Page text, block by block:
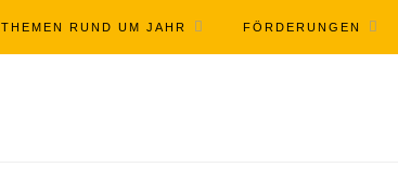
THEMEN RUND UM JAHR FÖRDERUNGEN